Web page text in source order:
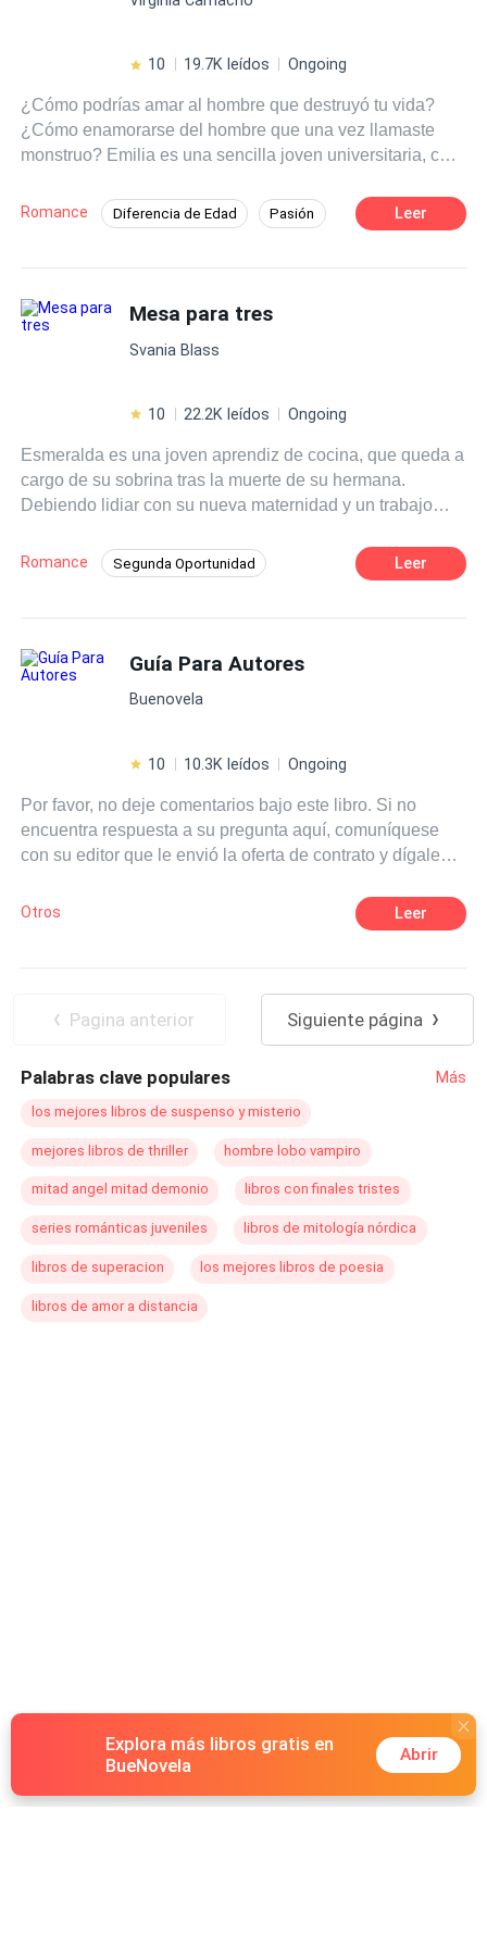
10 19.7K leídos Ongoing
¿Cómo podrías amar al hombre que destruyó tu vida?
¿Cómo enamorarse del hombre que una vez llamaste
monstruo? Emilia es una sencilla joven universitaria, con
ellos, sin embargo, toda su vida cambia de un momento a
otro y de la manera más drástica. ¿Puede una mujer
le causó todo ese daño? El camino es largo y lleno de
curvas, lo que una vez fue el motivo de tus lágrimas, hoy
podría ser la plenitud d tu felicidad. ¿Quién sabe?
Romance Diferencia de Edad Pasión
Primer Amor Romance oscuro
Leer
Mesa para tres
Svania Blass
10 22.2K leídos Ongoing
Esmeralda es una joven aprendiz de cocina, que queda a
cargo de su sobrina tras la muerte de su hermana.
Debiendo lidiar con su nueva maternidad y un trabajo
a Héctor, CEO de una prestigiosa cadena hotelera que,
impactado por las habilidades culinarias de Esmeralda,
también desafiar a su madre para que los deje
enamorarse y tener su vivir felices por siempre.
Romance Segunda Oportunidad
Independiente Contemporánea
Leer
Guía Para Autores
Buenovela
10 10.3K leídos Ongoing
Por favor, no deje comentarios bajo este libro. Si no
encuentra respuesta a su pregunta aquí, comuníquese
con su editor que le envió la oferta de contrato y dígale
Otros Leer
Pagina anterior Siguiente página
Palabras clave populares Más
los mejores libros de suspenso y misterio
mejores libros de thriller hombre lobo vampiro
mitad angel mitad demonio libros con finales tristes
series románticas juveniles libros de mitología nórdica
libros de superacion los mejores libros de poesia
libros de amor a distancia
Explora más libros gratis en
BueNovela
Abrir